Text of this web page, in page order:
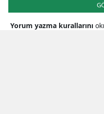
Yorum yazma kurallarını